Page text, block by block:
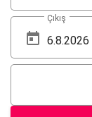
Çıkış